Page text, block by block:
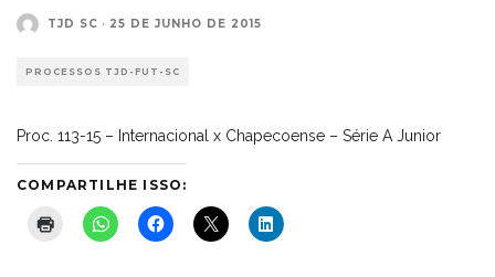
TJD SC · 25 DE JUNHO DE 2015
PROCESSOS TJD-FUT-SC
Proc. 113-15 – Internacional x Chapecoense – Série A Junior
COMPARTILHE ISSO: